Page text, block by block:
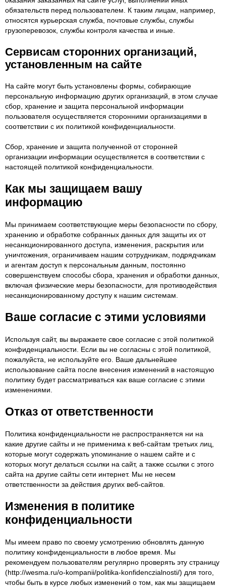
обязательств перед пользователем. К таким лицам, например,
относятся курьерская служба, почтовые службы, службы
грузоперевозок, службы контроля качества и иные.
Сервисам сторонних организаций,
установленным на сайте
На сайте могут быть установлены формы, собирающие
персональную информацию других организаций, в этом случае
сбор, хранение и защита персональной информации
пользователя осуществляется сторонними организациями в
соответствии с их политикой конфиденциальности.
Сбор, хранение и защита полученной от сторонней
организации информации осуществляется в соответствии с
настоящей политикой конфиденциальности.
Как мы защищаем вашу
информацию
Мы принимаем соответствующие меры безопасности по сбору,
хранению и обработке собранных данных для защиты их от
несанкционированного доступа, изменения, раскрытия или
уничтожения, ограничиваем нашим сотрудникам, подрядчикам
и агентам доступ к персональным данным, постоянно
совершенствуем способы сбора, хранения и обработки данных,
включая физические меры безопасности, для противодействия
несанкционированному доступу к нашим системам.
Ваше согласие с этими условиями
Используя сайт, вы выражаете свое согласие с этой политикой
конфиденциальности. Если вы не согласны с этой политикой,
пожалуйста, не используйте его. Ваше дальнейшее
использование сайта после внесения изменений в настоящую
политику будет рассматриваться как ваше согласие с этими
изменениями.
Отказ от ответственности
Политика конфиденциальности не распространяется ни на
какие другие сайты и не применима к веб-сайтам третьих лиц,
которые могут содержать упоминание о нашем сайте и с
которых могут делаться ссылки на сайт, а также ссылки с этого
сайта на другие сайты сети интернет. Мы не несем
ответственности за действия других веб-сайтов.
Изменения в политике
конфиденциальности
Мы имеем право по своему усмотрению обновлять данную
политику конфиденциальности в любое время. Мы
рекомендуем пользователям регулярно проверять эту страницу
(http://wesma.ru/o-kompanii/politika-konfidenczialnosti/) для того,
чтобы быть в курсе любых изменений о том, как мы защищаем